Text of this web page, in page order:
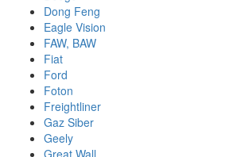
Dong Feng
Eagle Vision
FAW, BAW
Fiat
Ford
Foton
Freightliner
Gaz Siber
Geely
Great Wall